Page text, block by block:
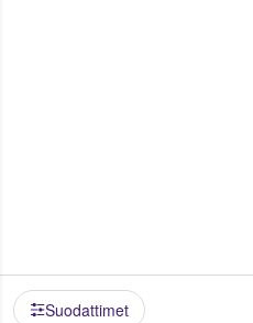
Suodattimet